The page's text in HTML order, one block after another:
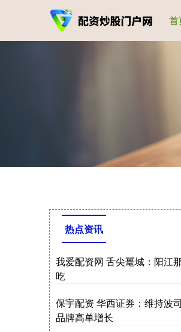
首
热点资讯
我爱配资网 舌尖鼍城：阳江
吃
保宇配资 华西证券：维持波
品牌高单增长